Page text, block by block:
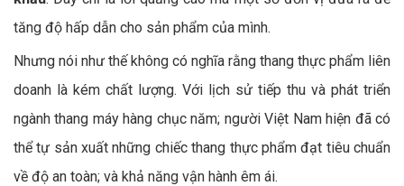
tăng độ hấp dẫn cho sản phẩm của mình.
Nhưng nói như thế không có nghĩa rằng thang thực phẩm liên
doanh là kém chất lượng. Với lịch sử tiếp thu và phát triển
ngành thang máy hàng chục năm; người Việt Nam hiện đã có
thể tự sản xuất những chiếc thang thực phẩm đạt tiêu chuẩn
về độ an toàn; và khả năng vận hành êm ái.